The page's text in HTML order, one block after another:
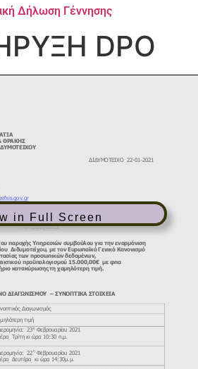
Δήλωση Γέννησης
DPO
in Full Screen